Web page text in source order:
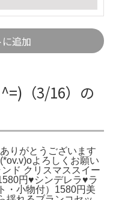
追加
（3/16）の
りがとうございます
よろしくお願い
ド クリスマススイー
円♥️シンデレラ♥️ラ
・小物付）1580円美